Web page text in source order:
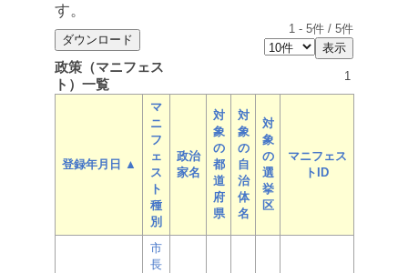
す。
1 - 5件 / 5件
政策（マニフェス
ト）一覧
1
登録年月日 ▲
マ
ニ
フ
ェ
ス
ト
種
別
政治
家名
対
象
の
都
道
府
県
対
象
の
自
治
体
名
対
象
の
選
挙
区
マニフェス
トID
市
長